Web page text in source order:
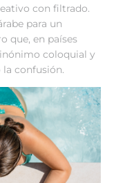
con filtrado.
para un
que, en países
coloquial y
confusión.